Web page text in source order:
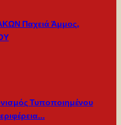
Παχειά Άμμος,
Τυποποιημένου